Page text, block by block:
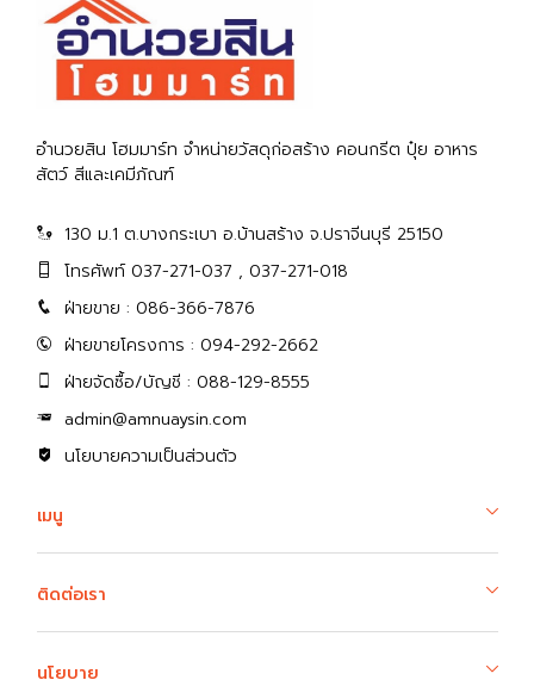
อำนวยสิน โฮมมาร์ท จำหน่ายวัสดุก่อสร้าง คอนกรีต ปุ๋ย อาหาร
สัตว์ สีและเคมีภัณฑ์
130 ม.1 ต.บางกระเบา อ.บ้านสร้าง จ.ปราจีนบุรี 25150
โทรศัพท์ 037-271-037 , 037-271-018
ฝ่ายขาย : 086-366-7876
ฝ่ายขายโครงการ : 094-292-2662
ฝ่ายจัดซื้อ/บัญชี : 088-129-8555
admin@amnuaysin.com
นโยบายความเป็นส่วนตัว
เมนู
ติดต่อเรา
นโยบาย